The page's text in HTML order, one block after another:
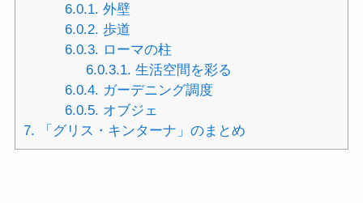
6.0.1. 外壁
6.0.2. 歩道
6.0.3. ローマの柱
6.0.3.1. 生活空間を彩る
6.0.4. ガーデニング調度
6.0.5. オブジェ
7. 「グリス・キンターナ」のまとめ